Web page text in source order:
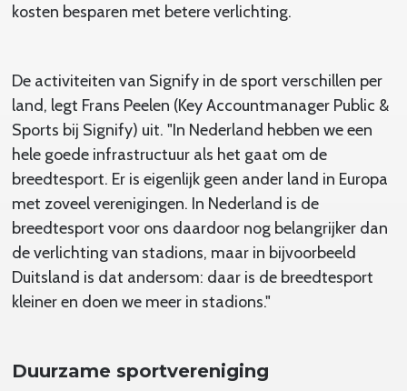
kosten besparen met betere verlichting.
De activiteiten van Signify in de sport verschillen per
land, legt Frans Peelen (Key Accountmanager Public &
Sports bij Signify) uit. "In Nederland hebben we een
hele goede infrastructuur als het gaat om de
breedtesport. Er is eigenlijk geen ander land in Europa
met zoveel verenigingen. In Nederland is de
breedtesport voor ons daardoor nog belangrijker dan
de verlichting van stadions, maar in bijvoorbeeld
Duitsland is dat andersom: daar is de breedtesport
kleiner en doen we meer in stadions."
Duurzame sportvereniging